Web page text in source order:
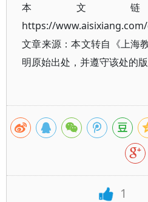
本文
https://
文章来源：本文转自《上海
明原始出处，并遵守该处的版
1